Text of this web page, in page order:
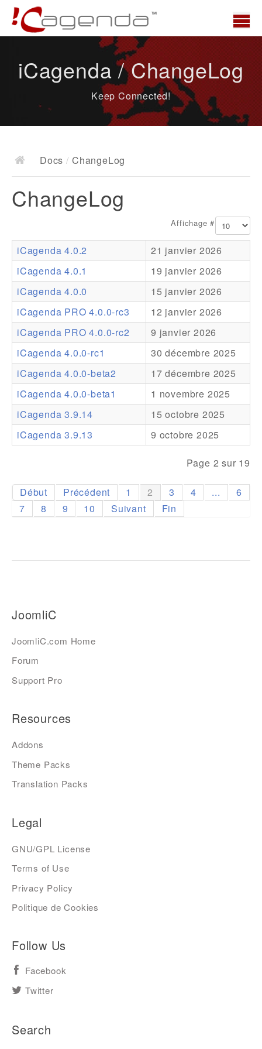
News
Docs
Documentation
Ressources
Addons
Theme Packs
Translation Packs
Support
Forum
Support Pro
iCagenda / ChangeLog
Keep Connected!
Docs / ChangeLog
ChangeLog
Affichage #
iCagenda 4.0.2
21 janvier 2026
iCagenda 4.0.1
19 janvier 2026
iCagenda 4.0.0
15 janvier 2026
iCagenda PRO 4.0.0-rc3
12 janvier 2026
iCagenda PRO 4.0.0-rc2
9 janvier 2026
iCagenda 4.0.0-rc1
30 décembre 2025
iCagenda 4.0.0-beta2
17 décembre 2025
iCagenda 4.0.0-beta1
1 novembre 2025
iCagenda 3.9.14
15 octobre 2025
iCagenda 3.9.13
9 octobre 2025
Page 2 sur 19
Début Précédent 1 2 3 4 ...
6
7
8 9 10 Suivant Fin
JoomliC
JoomliC.com Home
Forum
Support Pro
Resources
Addons
Theme Packs
Translation Packs
Legal
GNU/GPL License
Terms of Use
Privacy Policy
Politique de Cookies
Follow Us
Facebook
Twitter
Search